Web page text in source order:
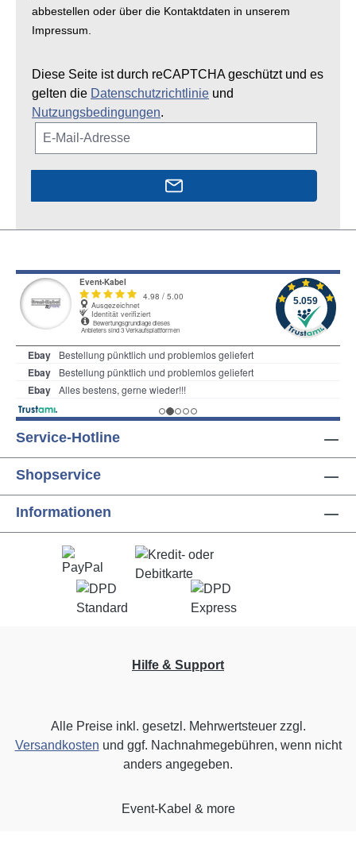
abbestellen oder über die Kontaktdaten in unserem
Impressum.
Diese Seite ist durch reCAPTCHA geschützt und es
gelten die Datenschutzrichtlinie und
Nutzungsbedingungen.
Service-Hotline
Shopservice
Informationen
Hilfe & Support
Alle Preise inkl. gesetzl. Mehrwertsteuer zzgl.
Versandkosten und ggf. Nachnahmegebühren, wenn nicht
anders angegeben.
Event-Kabel & more